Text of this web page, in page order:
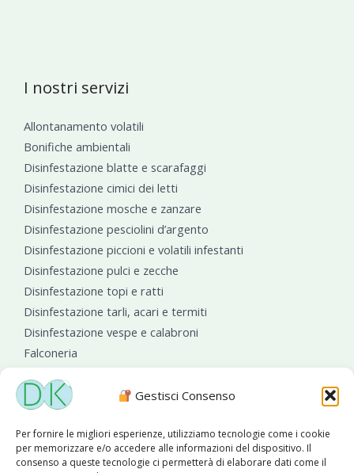
Gestisci Consenso
Per fornire le migliori esperienze, utilizziamo tecnologie come i cookie
per memorizzare e/o accedere alle informazioni del dispositivo. Il
consenso a queste tecnologie ci permetterà di elaborare dati come il
I nostri servizi
Allontanamento volatili
Bonifiche ambientali
Disinfestazione blatte e scarafaggi
Disinfestazione cimici dei letti
Disinfestazione mosche e zanzare
Disinfestazione pesciolini d’argento
Disinfestazione piccioni e volatili infestanti
Disinfestazione pulci e zecche
Disinfestazione topi e ratti
Disinfestazione tarli, acari e termiti
Disinfestazione vespe e calabroni
Falconeria